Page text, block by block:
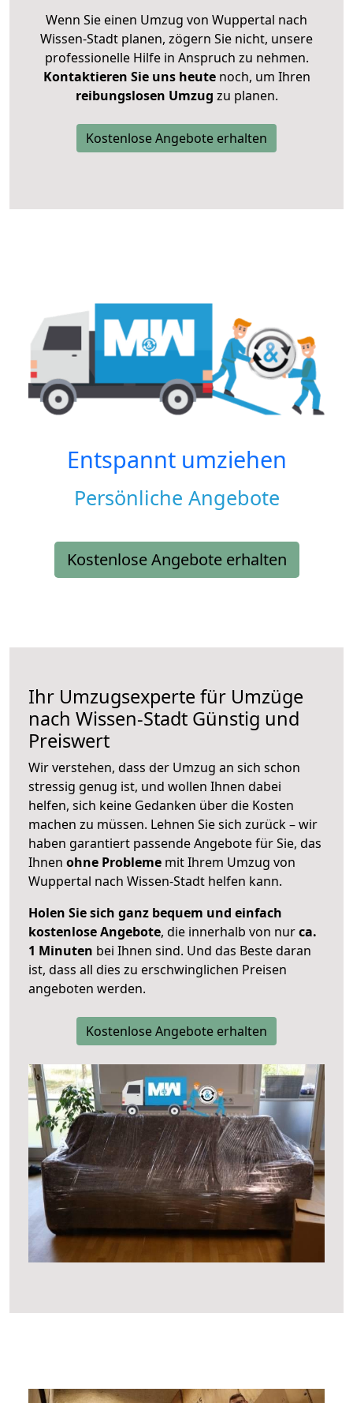
Wenn Sie einen Umzug von Wuppertal nach
Wissen-Stadt planen, zögern Sie nicht, unsere
professionelle Hilfe in Anspruch zu nehmen.
Kontaktieren Sie uns heutenoch, um Ihren
reibungslosen Umzug zu planen.
Kostenlose Angebote erhalten
Entspannt umziehen
Persönliche Angebote
Kostenlose Angebote erhalten
Ihr Umzugsexperte für Umzüge
nach Wissen-Stadt Günstig und
Preiswert
Wir verstehen, dass der Umzug an sich schon
stressig genug ist, und wollen Ihnen dabei
helfen, sich keine Gedanken über die Kosten
machen zu müssen. Lehnen Sie sich zurück – wir
haben garantiert passende Angebote für Sie, das
Ihnen ohne Probleme mit Ihrem Umzug von
Wuppertal nach Wissen-Stadt helfen kann.
Holen Sie sich ganz bequem und einfach
kostenlose Angebote, die innerhalb von nurca.
1 Minuten bei Ihnen sind. Und das Beste daran
ist, dass all dies zu erschwinglichen Preisen
angeboten werden.
Kostenlose Angebote erhalten